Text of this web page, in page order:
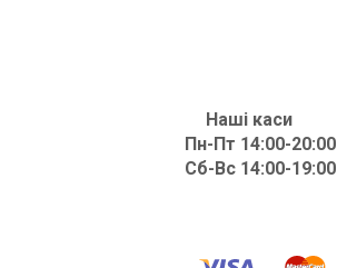
Наші каси
Пн-Пт 14:00-20:00
Сб-Вс 14:00-19:00